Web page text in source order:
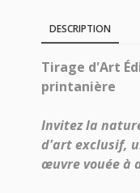
DESCRIPTION
Tirage d'Art
printanière
Invitez la
d'art exclusif,
œuvre vouée à